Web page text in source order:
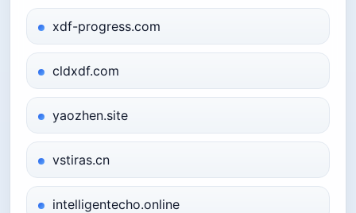
xdf-progress.com
cldxdf.com
yaozhen.site
vstiras.cn
intelligentecho.online